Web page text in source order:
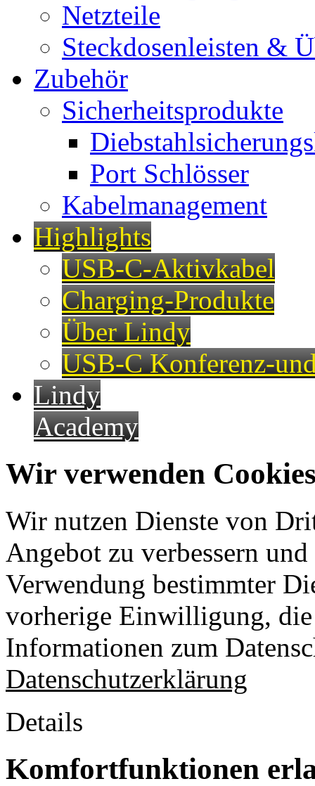
Netzteile
Steckdosenleisten &
Zubehör
Sicherheitsprodukte
Port Schlösser
Kabelmanagement
Highlights
USB-C-Aktivkabel
Charging-Produkte
Über Lindy
USB-C Konferenz-
Lindy
Academy
Wir verwenden
Wir nutzen Dienste von
Angebot zu verbessern
Verwendung bestimmter
vorherige Einwilligung,
Informationen zum
Datenschutzerklärung
Details
Komfortfunktionen